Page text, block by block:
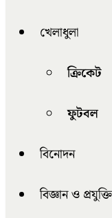
খেলাধুলা
ক্রিকেট
ফুটবল
বিনোদন
বিজ্ঞান ও প্রযুক্তি